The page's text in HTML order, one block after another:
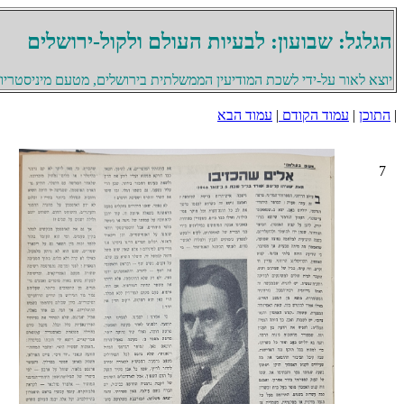
הגלגל: שבועון: לבעיות העולם ולקול-ירושלים
יוצא לאור על-ידי לשכת המודיעין הממשלתית בירושלים, מטעם
| התוכן | עמוד הקודם | עמוד הבא
7